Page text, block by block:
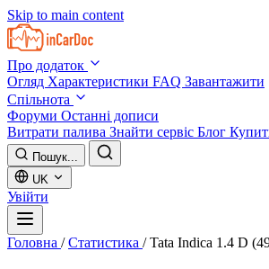
Skip to main content
Про додаток
Огляд Характеристики FAQ Завантажити
Спільнота
Форуми Останні дописи
Витрати палива Знайти сервіс Блог
Пошук...
UK
Увійти
Головна / Статистика / Tata Indica 1.4 D